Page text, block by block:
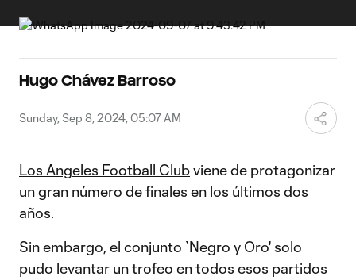
Hugo Chávez Barroso
Sunday, Sep 8, 2024, 05:07 AM
Los Angeles Football Clubviene de protagonizar
un gran número de finales en los últimos dos
años.
Sin embargo, el conjunto `Negro y Oro' solo
pudo levantar un trofeo en todos esos partidos